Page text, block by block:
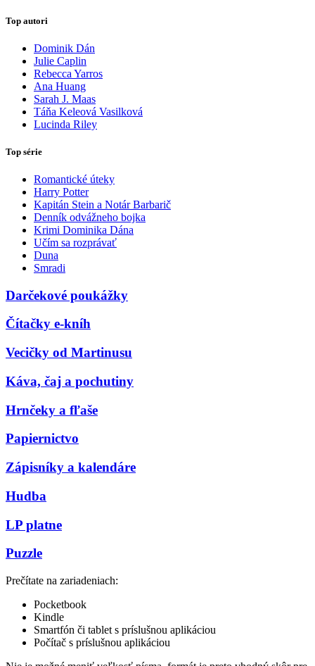
Top autori
Dominik Dán
Julie Caplin
Rebecca Yarros
Ana Huang
Sarah J. Maas
Táňa Keleová Vasilková
Lucinda Riley
Top série
Romantické úteky
Harry Potter
Kapitán Stein a Notár Barbarič
Denník odvážneho bojka
Krimi Dominika Dána
Učím sa rozprávať
Duna
Smradi
Darčekové poukážky
Čítačky e-kníh
Vecičky od Martinusu
Káva, čaj a pochutiny
Hrnčeky a fľaše
Papiernictvo
Zápisníky a kalendáre
Hudba
LP platne
Puzzle
Prečítate na zariadeniach:
Pocketbook
Kindle
Smartfón či tablet s príslušnou aplikáciou
Počítač s príslušnou aplikáciou